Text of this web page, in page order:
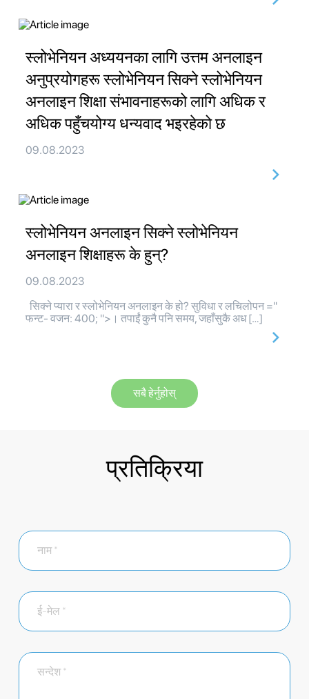
स्लोभेनियन अध्ययनका लागि उत्तम अनलाइन
अनुप्रयोगहरू स्लोभेनियन सिक्ने स्लोभेनियन
अनलाइन शिक्षा संभावनाहरूको लागि अधिक र
अधिक पहुँचयोग्य धन्यवाद भइरहेको छ
09.08.2023
स्लोभेनियन अनलाइन सिक्ने स्लोभेनियन
अनलाइन शिक्षाहरू के हुन्?
09.08.2023
सिक्ने प्यारा र स्लोभेनियन अनलाइन के हो? सुविधा र लचिलोपन ="
फन्ट- वजन: 400; ">। तपाईं कुनै पनि समय, जहाँसुकै अध […]
सबै हेर्नुहोस्
प्रतिक्रिया